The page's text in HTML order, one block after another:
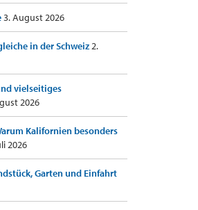
3. August 2026
in der Schweiz2.
vielseitiges
2026
Kalifornien besonders
2026
Garten und Einfahrt